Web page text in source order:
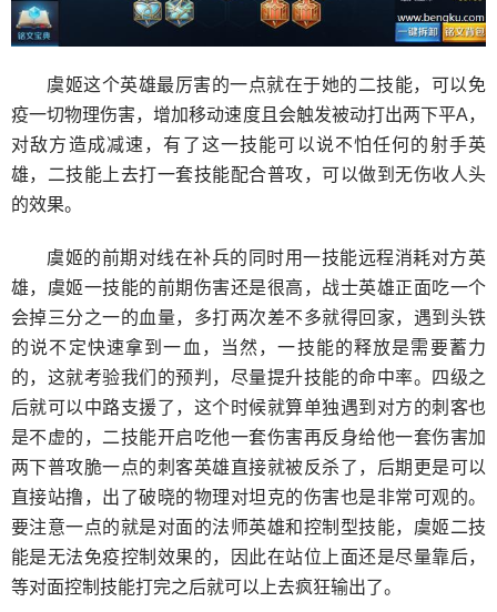
虞姬这个英雄最厉害的一点就在于她的二技能，可以免
疫一切物理伤害，增加移动速度且会触发被动打出两下平A，
对敌方造成减速，有了这一技能可以说不怕任何的射手英
雄，二技能上去打一套技能配合普攻，可以做到无伤收人头
的效果。
虞姬的前期对线在补兵的同时用一技能远程消耗对方英
雄，虞姬一技能的前期伤害还是很高，战士英雄正面吃一个
会掉三分之一的血量，多打两次差不多就得回家，遇到头铁
的说不定快速拿到一血，当然，一技能的释放是需要蓄力
的，这就考验我们的预判，尽量提升技能的命中率。四级之
后就可以中路支援了，这个时候就算单独遇到对方的刺客也
是不虚的，二技能开启吃他一套伤害再反身给他一套伤害加
两下普攻脆一点的刺客英雄直接就被反杀了，后期更是可以
直接站撸，出了破晓的物理对坦克的伤害也是非常可观的。
要注意一点的就是对面的法师英雄和控制型技能，虞姬二技
能是无法免疫控制效果的，因此在站位上面还是尽量靠后，
等对面控制技能打完之后就可以上去疯狂输出了。